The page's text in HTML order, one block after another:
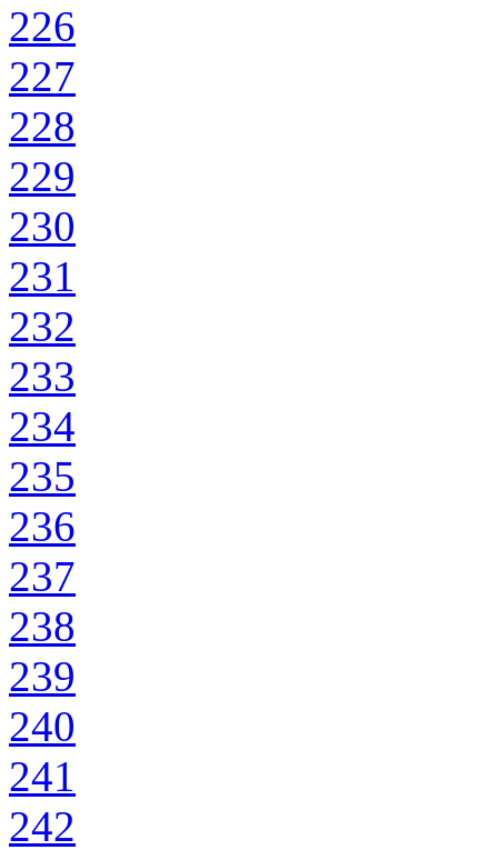
226
227
228
229
230
231
232
233
234
235
236
237
238
239
240
241
242